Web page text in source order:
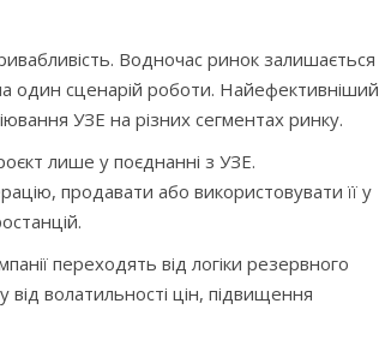
Водночас ринок залишається
один сценарій роботи. Найефективніший
УЗЕ на різних сегментах ринку.
лише у поєднанні з УЗЕ.
продавати або використовувати її у
переходять від логіки резервного
волатильності цін, підвищення